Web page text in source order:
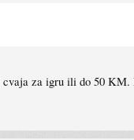
za igru ili do 50 KM.